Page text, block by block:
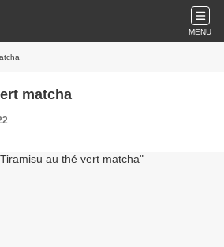
MENU
matcha